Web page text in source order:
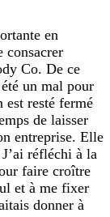
en
consacrer
Co. De ce
un mal pour
resté fermé
de laisser
entreprise. Elle
réfléchi à la
faire croître
et à me fixer
donner à